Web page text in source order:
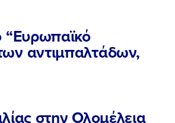
αντιμπαλτάδων,
στην Ολομέλεια